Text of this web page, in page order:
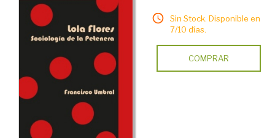
Sin Stock. Disponible en
7/10 días.
COMPRAR